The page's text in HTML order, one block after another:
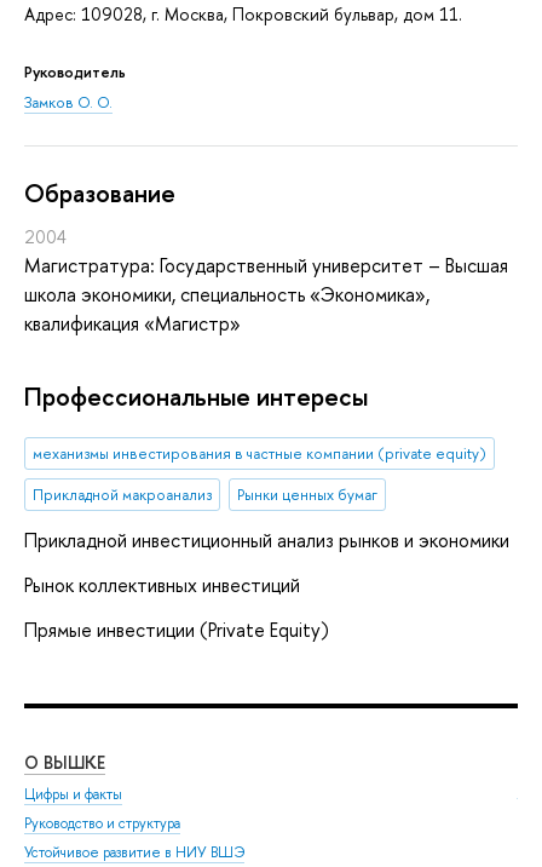
Адрес: 109028, г. Москва, Покровский бульвар, дом 11.
Руководитель
Замков О. О.
Oбразование
2004
Магистратура: Государственный университет – Высшая
школа экономики, специальность «Экономика»,
квалификация «Магистр»
Профессиональные интересы
механизмы инвестирования в частные компании (private equity)
Прикладной макроанализ
Рынки ценных бумаг
Прикладной инвестиционный анализ рынков и экономики
Рынок коллективных инвестиций
Прямые инвестиции (Private Equity)
О ВЫШКЕ
Цифры и факты
Руководство и структура
Устойчивое развитие в НИУ ВШЭ